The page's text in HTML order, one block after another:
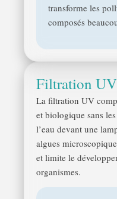
transforme les
composés
Filtration UV
La filtration UV
et biologique sans
l’eau devant une
algues
et limite le
organismes.